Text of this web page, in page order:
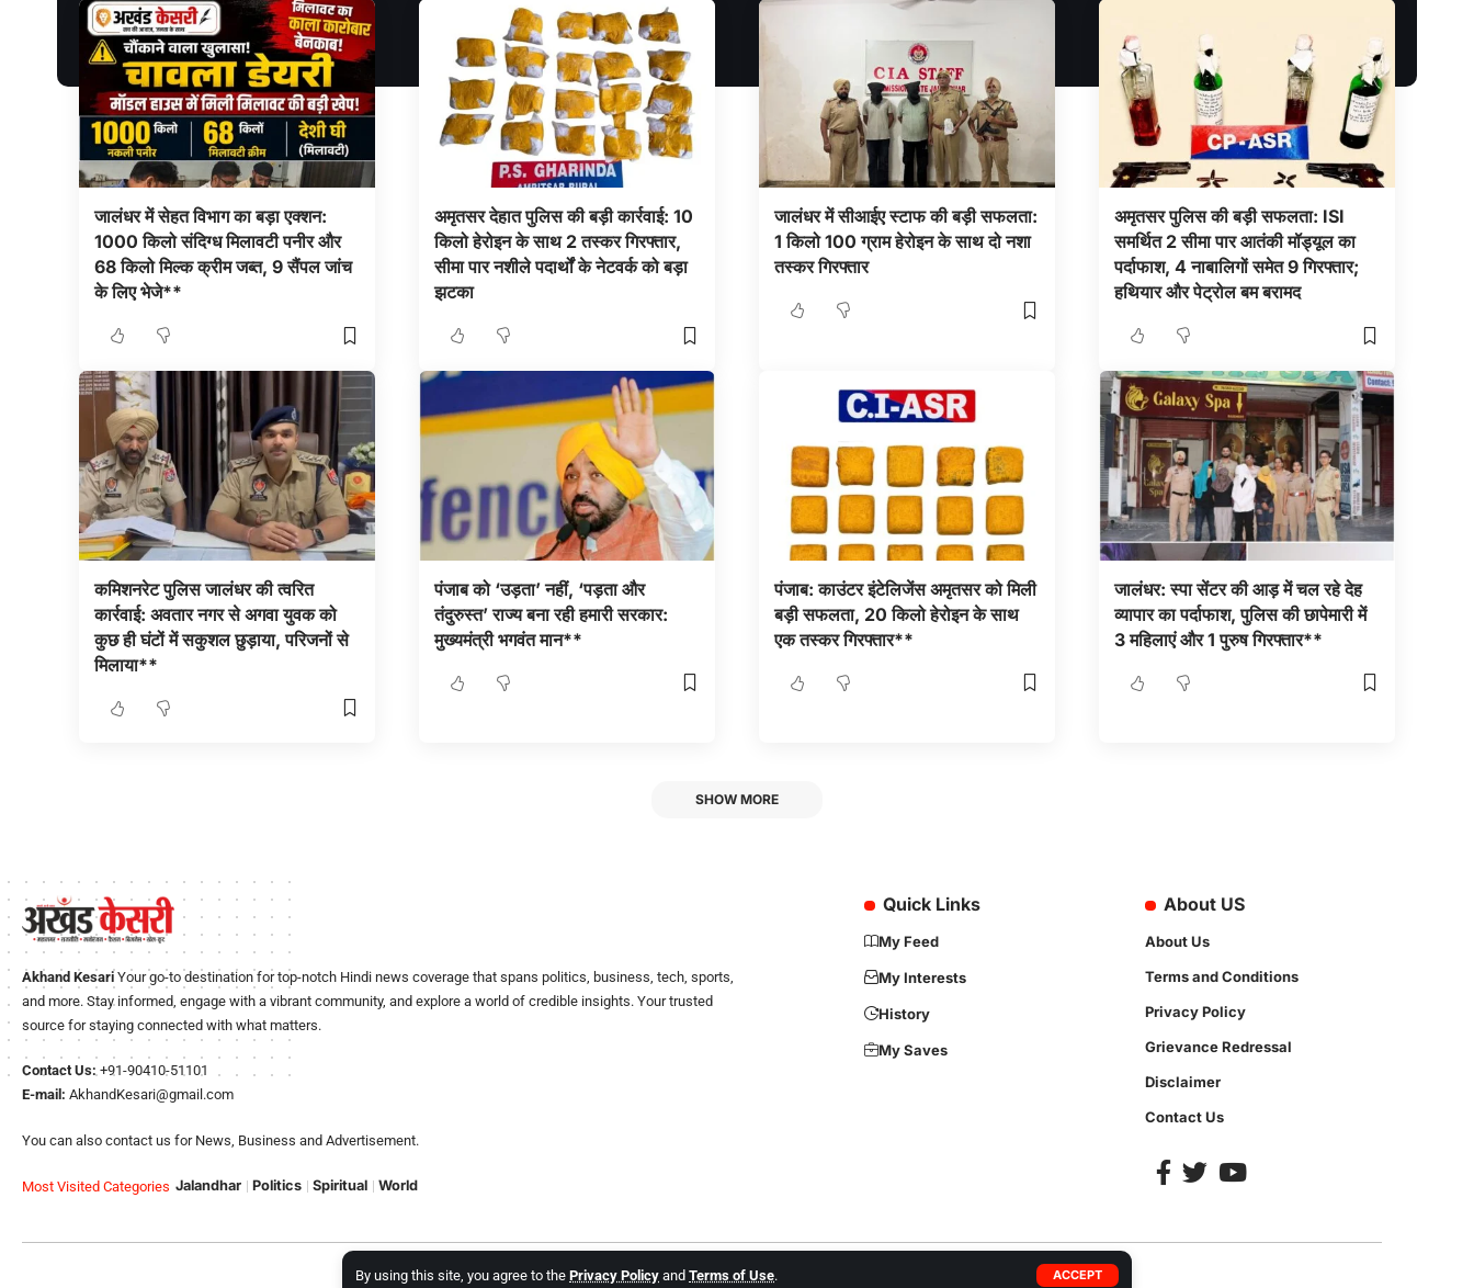
By using this site, you agree to the Privacy Policy and Terms of Use. ACCEPT
जालंधर में सेहत विभाग का बड़ा एक्शन:
1000 किलो संदिग्ध मिलावटी पनीर और
68 किलो मिल्क क्रीम जब्त, 9 सैंपल जांच
के लिए भेजे**
अमृतसर देहात पुलिस की बड़ी कार्रवाई: 10
किलो हेरोइन के साथ 2 तस्कर गिरफ्तार,
सीमा पार नशीले पदार्थों के नेटवर्क को बड़ा
झटका
जालंधर में सीआईए स्टाफ की बड़ी सफलता:
1 किलो 100 ग्राम हेरोइन के साथ दो नशा
तस्कर गिरफ्तार
अमृतसर पुलिस की बड़ी सफलता: ISI
समर्थित 2 सीमा पार आतंकी मॉड्यूल का
पर्दाफाश, 4 नाबालिगों समेत 9 गिरफ्तार;
हथियार और पेट्रोल बम बरामद
कमिशनरेट पुलिस जालंधर की त्वरित
कार्रवाई: अवतार नगर से अगवा युवक को
कुछ ही घंटों में सकुशल छुड़ाया, परिजनों से
मिलाया**
पंजाब को ‘उड़ता’ नहीं, ‘पड़ता और
तंदुरुस्त’ राज्य बना रही हमारी सरकार:
मुख्यमंत्री भगवंत मान**
पंजाब: काउंटर इंटेलिजेंस अमृतसर को मिली
बड़ी सफलता, 20 किलो हेरोइन के साथ
एक तस्कर गिरफ्तार**
जालंधर: स्पा सेंटर की आड़ में चल रहे देह
व्यापार का पर्दाफाश, पुलिस की छापेमारी में
3 महिलाएं और 1 पुरुष गिरफ्तार**
SHOW MORE
Akhand Kesari Your go-to destination for top-notch Hindi news coverage that spans politics, business, tech, sports,
and more. Stay informed, engage with a vibrant community, and explore a world of credible insights. Your trusted
source for staying connected with what matters.
Contact Us:+91-90410-51101
E-mail: AkhandKesari@gmail.com
You can also contact us for News, Business and Advertisement.
Most Visited Categories Jalandhar Politics Spiritual World
Quick Links
My Feed
My Interests
History
My Saves
About US
About Us
Terms and Conditions
Privacy Policy
Grievance Redressal
Disclaimer
Contact Us
Copyright © 2023, All Rights are Reserved. Website Developed byiTree Network Solutions +91-86992-35413.